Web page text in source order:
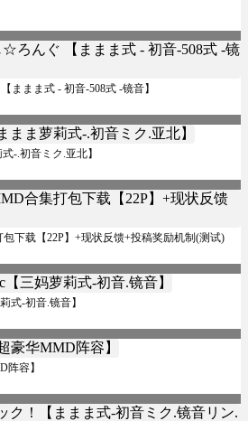
ままま式 - 初音-508式 -镜音】
-.初音ミク.亚北】
包下载【22P】+现状反馈+投稿奖励机制(测试)
式-初音.镜音】
阵容】